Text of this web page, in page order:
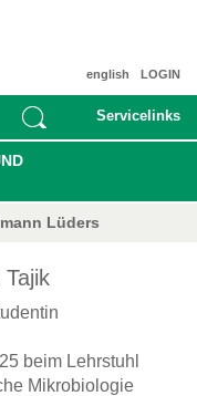
LOGIN
english
Servicelinks
Lüders
beim Lehrstuhl
Mikrobiologie